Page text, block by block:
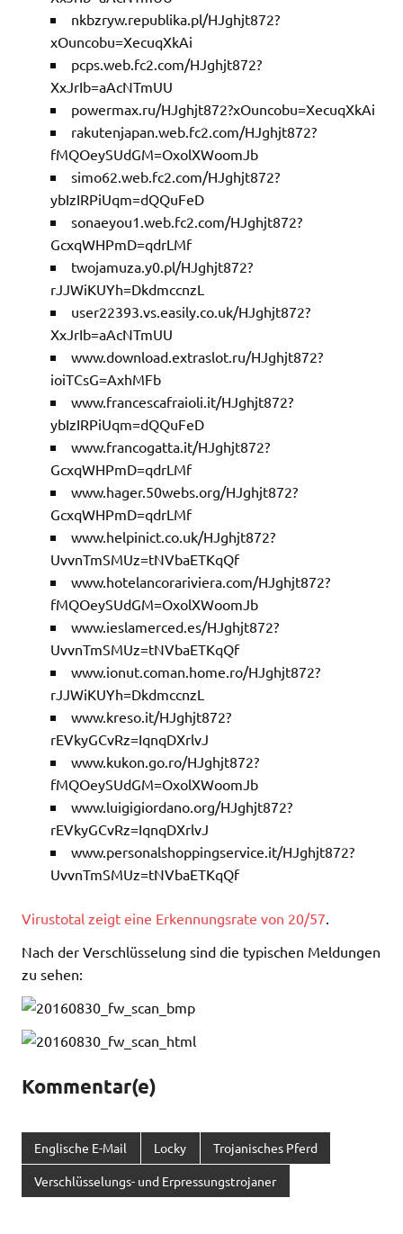
nkbzryw.republika.pl/HJghjt872?
xOuncobu=XecuqXkAi
pcps.web.fc2.com/HJghjt872?
XxJrIb=aAcNTmUU
powermax.ru/HJghjt872?xOuncobu=XecuqXkAi
rakutenjapan.web.fc2.com/HJghjt872?
fMQOeySUdGM=OxolXWoomJb
simo62.web.fc2.com/HJghjt872?
ybIzIRPiUqm=dQQuFeD
sonaeyou1.web.fc2.com/HJghjt872?
GcxqWHPmD=qdrLMf
twojamuza.y0.pl/HJghjt872?
rJJWiKUYh=DkdmccnzL
user22393.vs.easily.co.uk/HJghjt872?
XxJrIb=aAcNTmUU
www.download.extraslot.ru/HJghjt872?
ioiTCsG=AxhMFb
www.francescafraioli.it/HJghjt872?
ybIzIRPiUqm=dQQuFeD
www.francogatta.it/HJghjt872?
GcxqWHPmD=qdrLMf
www.hager.50webs.org/HJghjt872?
GcxqWHPmD=qdrLMf
www.helpinict.co.uk/HJghjt872?
UvvnTmSMUz=tNVbaETKqQf
www.hotelancorariviera.com/HJghjt872?
fMQOeySUdGM=OxolXWoomJb
www.ieslamerced.es/HJghjt872?
UvvnTmSMUz=tNVbaETKqQf
www.ionut.coman.home.ro/HJghjt872?
rJJWiKUYh=DkdmccnzL
www.kreso.it/HJghjt872?
rEVkyGCvRz=IqnqDXrlvJ
www.kukon.go.ro/HJghjt872?
fMQOeySUdGM=OxolXWoomJb
www.luigigiordano.org/HJghjt872?
rEVkyGCvRz=IqnqDXrlvJ
www.personalshoppingservice.it/HJghjt872?
UvvnTmSMUz=tNVbaETKqQf
Virustotal zeigt eine Erkennungsrate von 20/57.
Nach der Verschlüsselung sind die typischen Meldungen
zu sehen:
Kommentar(e)
Englische E-Mail Locky Trojanisches Pferd
Verschlüsselungs- und Erpressungstrojaner